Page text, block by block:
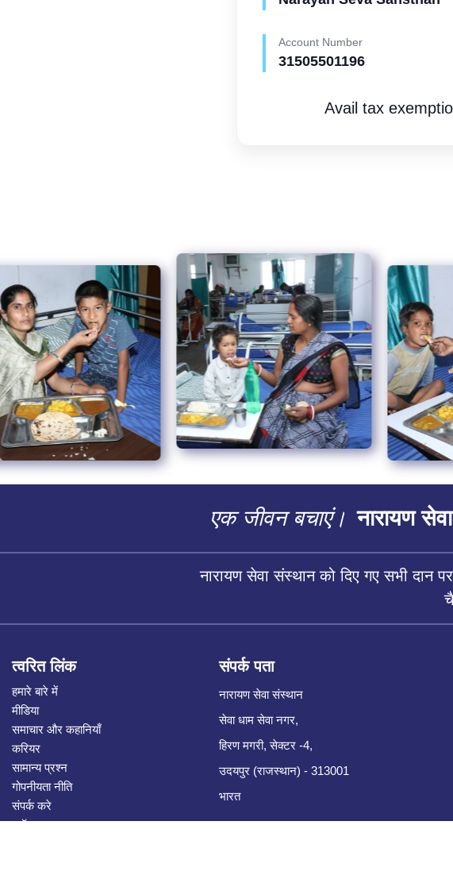
Account Number
31505501196
Avail tax
एक जीवन बचाएं। नारायण
नारायण सेवा संस्थान को दिए गए सभी दान
त्वरित लिंक
हमारे बारे में
मीडिया
समाचार और कहानियाँ
करियर
सामान्य प्रश्न
गोपनीयता नीति
संपर्क करे
ब्लॉग
संपर्क पता
नारायण सेवा संस्थान
सेवा धाम सेवा नगर,
हिरण मगरी, सेक्टर -4,
उदयपुर (राजस्थान) - 313001
भारत